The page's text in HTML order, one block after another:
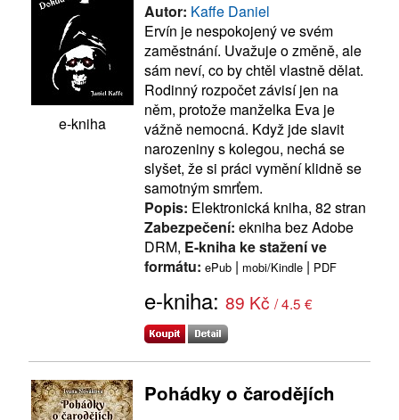
e-kniha
Autor: Kaffe Daniel
Ervín je nespokojený ve svém
zaměstnání. Uvažuje o změně, ale
sám neví, co by chtěl vlastně dělat.
Rodinný rozpočet závisí jen na
něm, protože manželka Eva je
vážně nemocná. Když jde slavit
narozeniny s kolegou, nechá se
slyšet, že si práci vymění klidně se
samotným smrťem.
Popis: Elektronická kniha, 82 stran
Zabezpečení: ekniha bez Adobe
DRM, E-kniha ke stažení ve
formátu: ePub | mobi/Kindle | PDF
e-kniha: 89 Kč / 4.5 €
Pohádky o čarodějích